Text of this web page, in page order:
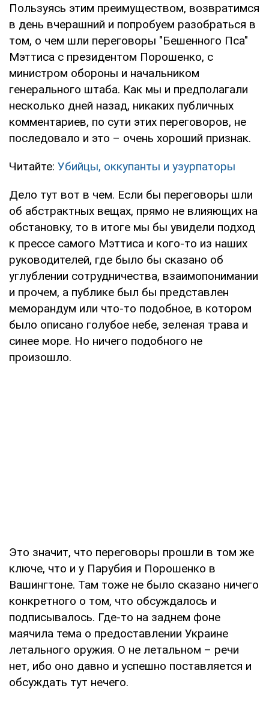
Пользуясь этим преимуществом, возвратимся
в день вчерашний и попробуем разобраться в
том, о чем шли переговоры "Бешенного Пса"
Мэттиса с президентом Порошенко, с
министром обороны и начальником
генерального штаба. Как мы и предполагали
несколько дней назад, никаких публичных
комментариев, по сути этих переговоров, не
последовало и это – очень хороший признак.
Читайте: Убийцы, оккупанты и узурпаторы
Дело тут вот в чем. Если бы переговоры шли
об абстрактных вещах, прямо не влияющих на
обстановку, то в итоге мы бы увидели подход
к прессе самого Мэттиса и кого-то из наших
руководителей, где было бы сказано об
углублении сотрудничества, взаимопонимании
и прочем, а публике был бы представлен
меморандум или что-то подобное, в котором
было описано голубое небе, зеленая трава и
синее море. Но ничего подобного не
произошло.
Это значит, что переговоры прошли в том же
ключе, что и у Парубия и Порошенко в
Вашингтоне. Там тоже не было сказано ничего
конкретного о том, что обсуждалось и
подписывалось. Где-то на заднем фоне
маячила тема о предоставлении Украине
летального оружия. О не летальном – речи
нет, ибо оно давно и успешно поставляется и
обсуждать тут нечего.